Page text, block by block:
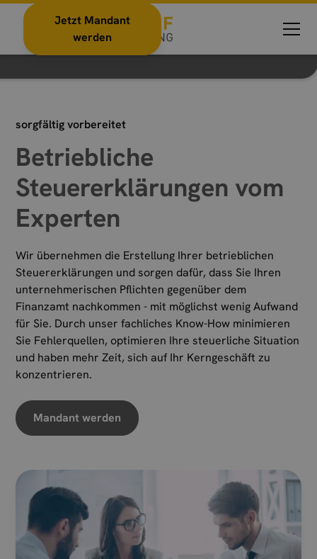
Jetzt Mandant
werden
Deklarationspflichten als Unternehmer sicher
erfüllen
sorgfältig vorbereitet
Betriebliche
Steuererklärungen vom
Experten
Wir übernehmen die Erstellung Ihrer betrieblichen
Steuererklärungen und sorgen dafür, dass Sie Ihren
unternehmerischen Pflichten gegenüber dem
Finanzamt nachkommen - mit möglichst wenig Aufwand
für Sie. Durch unser fachliches Know-How minimieren
Sie Fehlerquellen, optimieren Ihre steuerliche Situation
und haben mehr Zeit, sich auf Ihr Kerngeschäft zu
konzentrieren.
Mandant werden